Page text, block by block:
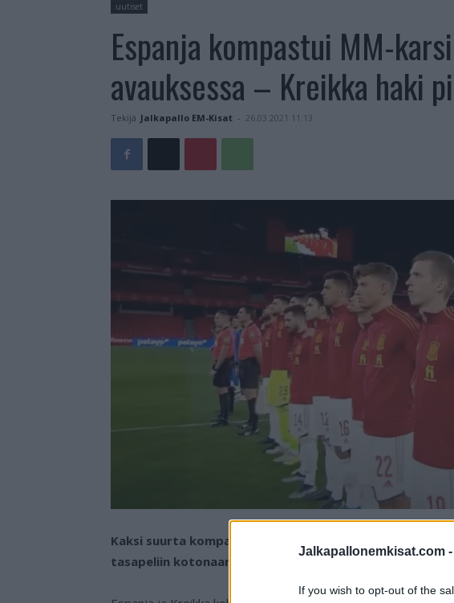
Jalkapallonemkisat.com -
If you wish to opt-out of the
uutiset
Espanja kompastui MM-
avauksessa – Kreikka haki
Tekijä Jalkapallo EM-Kisat - 26.03.2021 11:13
Kaksi suurta kompastuivat tasapeleihin MM-
tasapeliin kotonaan Ukrainaa vastaan ja eilen Espanja